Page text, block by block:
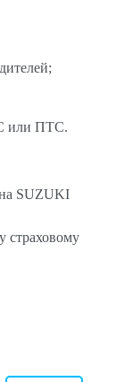
или ПТС.
SUZUKI
страховому